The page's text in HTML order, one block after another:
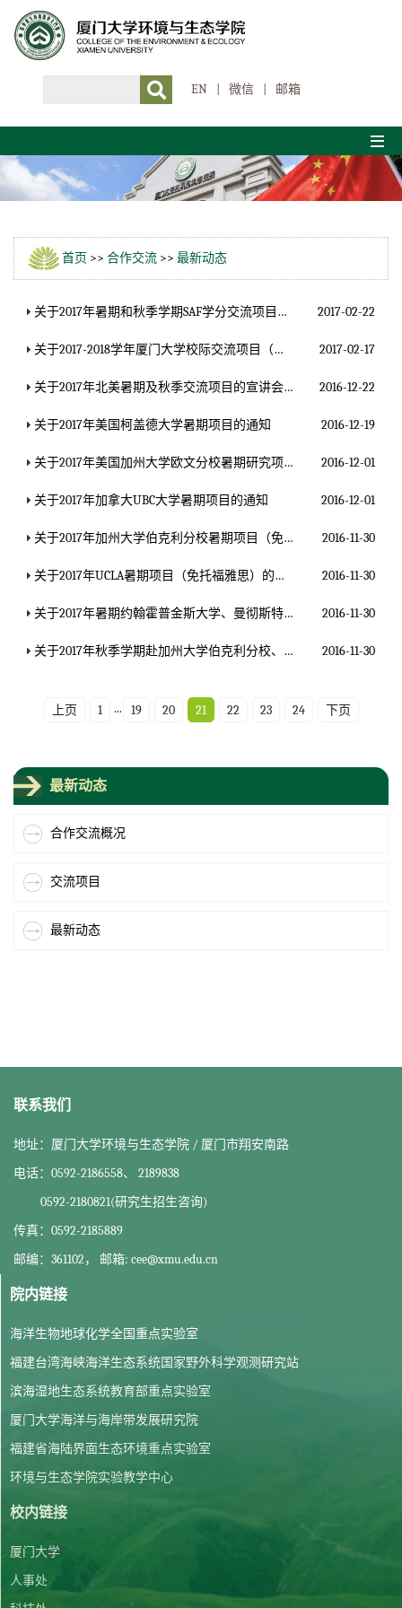
EN 微信 邮箱
首页 >> 合作交流 >> 最新动态
关于2017年暑期和秋季学期SAF学分交流项目宣讲会通知 2017-02-22
关于2017-2018学年厦门大学校际交流项目（欧洲地区第一批）选拔的通知 2017-02-17
关于2017年北美暑期及秋季交流项目的宣讲会的通知 2016-12-22
关于2017年美国柯盖德大学暑期项目的通知 2016-12-19
关于2017年美国加州大学欧文分校暑期研究项目的通知 2016-12-01
关于2017年加拿大UBC大学暑期项目的通知 2016-12-01
关于2017年加州大学伯克利分校暑期项目（免托福雅思）通知 2016-11-30
关于2017年UCLA暑期项目（免托福雅思）的通知 2016-11-30
关于2017年暑期约翰霍普金斯大学、曼彻斯特大学等实验室科研项目的报名通知 2016-11-30
关于2017年秋季学期赴加州大学伯克利分校、圣地亚哥分校、约翰霍普金斯大学等海外名校交流学习的报名通知 2016-11-30
上页 1 ... 19 20 21 22 23 24 下页
最新动态
合作交流概况
交流项目
最新动态
联系我们
地址：厦门大学环境与生态学院 / 厦门市翔安南路
电话：0592-2186558、 2189838
0592-2180821(研究生招生咨询)
传真：0592-2185889
邮编：361102， 邮箱: cee@xmu.edu.cn
院内链接
海洋生物地球化学全国重点实验室
福建台湾海峡海洋生态系统国家野外科学观测研究站
滨海湿地生态系统教育部重点实验室
厦门大学海洋与海岸带发展研究院
福建省海陆界面生态环境重点实验室
环境与生态学院实验教学中心
校内链接
厦门大学
人事处